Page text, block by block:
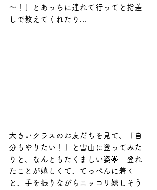
～！」とあっちに連れて行ってと指差
しで教えてくれたり…
大きいクラスのお友だちを見て、「自
分もやりたい！」と雪山に登ってみた
りと、なんともたくましい姿🌟　登れ
たことが嬉しくて、てっぺんに着く
と、手を振りながらニッコリ嬉しそう